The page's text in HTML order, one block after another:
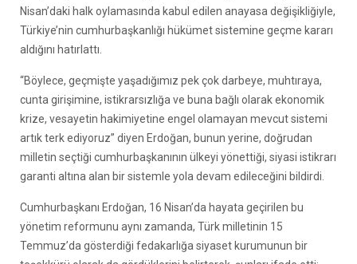
Nisan’daki halk oylamasında kabul edilen anayasa değişikliğiyle,
Türkiye’nin cumhurbaşkanlığı hükümet sistemine geçme kararı
aldığını hatırlattı.
“Böylece, geçmişte yaşadığımız pek çok darbeye, muhtıraya,
cunta girişimine, istikrarsızlığa ve buna bağlı olarak ekonomik
krize, vesayetin hakimiyetine engel olamayan mevcut sistemi
artık terk ediyoruz” diyen Erdoğan, bunun yerine, doğrudan
milletin seçtiği cumhurbaşkanının ülkeyi yönettiği, siyasi istikrarı
garanti altına alan bir sistemle yola devam edileceğini bildirdi.
Cumhurbaşkanı Erdoğan, 16 Nisan’da hayata geçirilen bu
yönetim reformunu aynı zamanda, Türk milletinin 15
Temmuz’da gösterdiği fedakarlığa siyaset kurumunun bir